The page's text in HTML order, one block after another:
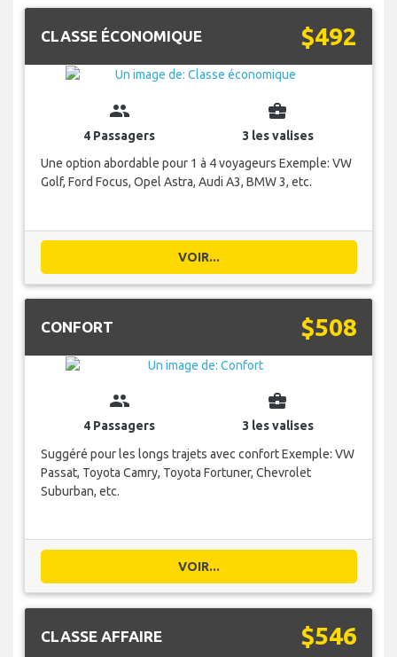
CLASSE ÉCONOMIQUE $492
group
4 Passagers
business_center
3 les valises
Une option abordable pour 1 à 4 voyageurs Exemple: VW
Golf, Ford Focus, Opel Astra, Audi A3, BMW 3, etc.
VOIR...
CONFORT $508
group
4 Passagers
business_center
3 les valises
Suggéré pour les longs trajets avec confort Exemple: VW
Passat, Toyota Camry, Toyota Fortuner, Chevrolet
Suburban, etc.
VOIR...
CLASSE AFFAIRE $546